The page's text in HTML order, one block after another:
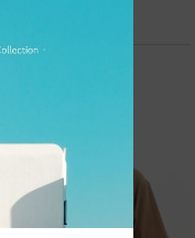
츠
선사하며, 자연스럽게 떨어지는 실루
트가 되며, 데일리 활